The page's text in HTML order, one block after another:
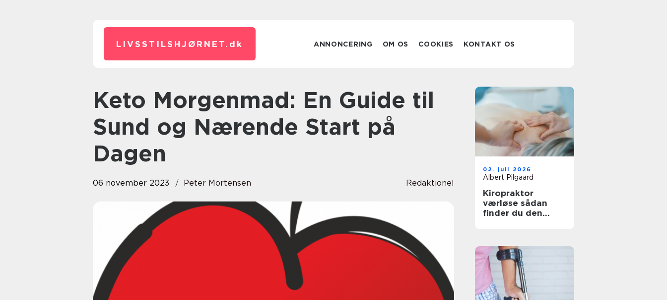
LIVSSTILSHJØRNET. dk ANNONCERING OM OS COOKIES KONTAKT OS
Keto Morgenmad: En Guide til
Sund og Nærende Start på
Dagen
06 november 2023 Peter Mortensen Redaktionel
02. juli 2026
Albert Pilgaard
Kiropraktor
værløse sådan
finder du den